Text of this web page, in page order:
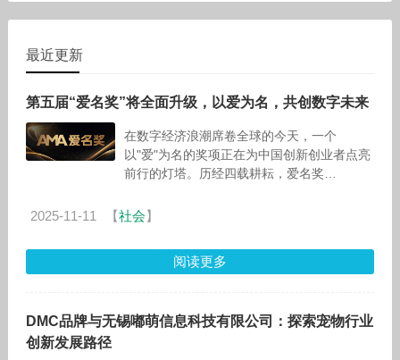
最近更新
第五届“爱名奖”将全面升级，以爱为名，共创数字未来
在数字经济浪潮席卷全球的今天，一个
以"爱"为名的奖项正在为中国创新创业者点亮
前行的灯塔。历经四载耕耘，爱名奖
而今迎来重大变
2025-11-11 【社会】
阅读更多
DMC品牌与无锡嘟萌信息科技有限公司：探索宠物行业
创新发展路径